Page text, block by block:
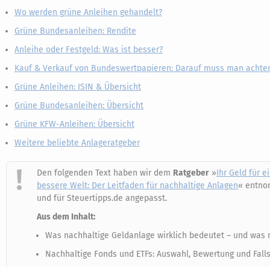
Wo werden grüne Anleihen gehandelt?
Grüne Bundesanleihen: Rendite
Anleihe oder Festgeld: Was ist besser?
Kauf & Verkauf von Bundeswertpapieren: Darauf muss man
Grüne Anleihen: ISIN & Übersicht
Grüne Bundesanleihen: Übersicht
Grüne KFW-Anleihen: Übersicht
Weitere beliebte Anlageratgeber
Den folgenden Text haben wir dem Ratgeber »Ihr Geld für
bessere Welt: Der Leitfaden für nachhaltige Anlagen«
und für Steuertipps.de angepasst.
Aus dem Inhalt:
Was nachhaltige Geldanlage wirklich bedeutet – und was
Nachhaltige Fonds und ETFs: Auswahl, Bewertung und